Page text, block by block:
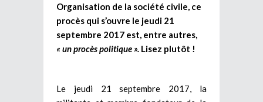
Organisation de la société civile, ce
procès qui s’ouvre le jeudi 21
septembre 2017 est, entre autres,
« un procès politique ». Lisez plutôt !
Le jeudi 21 septembre 2017, la